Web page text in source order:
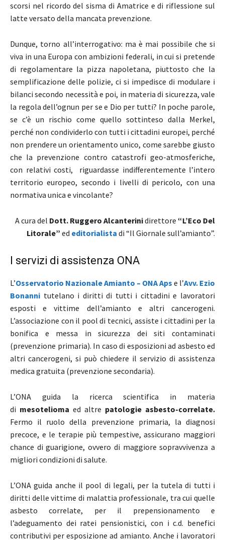
scorsi nel ricordo del sisma di Amatrice e di riflessione sul
latte versato della mancata prevenzione.
Dunque, torno all’interrogativo: ma è mai possibile che si
viva in una Europa con ambizioni federali, in cui si pretende
di regolamentare la pizza napoletana, piuttosto che la
semplificazione delle polizie, ci si impedisce di modulare i
bilanci secondo necessità e poi, in materia di sicurezza, vale
la regola dell’ognun per se e Dio per tutti? In poche parole,
se c’è un rischio come quello sottinteso dalla Merkel,
perché non condividerlo con tutti i cittadini europei, perché
non prendere un orientamento unico, come sarebbe giusto
che la prevenzione contro catastrofi geo-atmosferiche,
con relativi costi, riguardasse indifferentemente l’intero
territorio europeo, secondo i livelli di pericolo, con una
normativa unica e vincolante?
A cura del Dott. Ruggero Alcanterinidirettore “L’Eco Del
Litorale” ed editorialista di “Il Giornale sull’amianto”.
I servizi di assistenza ONA
L’Osservatorio Nazionale Amianto – ONA Aps e l’Avv. Ezio
Bonanni tutelano i diritti di tutti i cittadini e lavoratori
esposti e vittime dell’amianto e altri cancerogeni.
L’associazione con il pool di tecnici, assiste i cittadini per la
bonifica e messa in sicurezza dei siti contaminati
(prevenzione primaria). In caso di esposizioni ad asbesto ed
altri cancerogeni, si può chiedere il servizio di assistenza
medica gratuita (prevenzione secondaria).
L’ONA guida la ricerca scientifica in materia
di mesotelioma ed altre patologie asbesto-correlate.
Fermo il ruolo della prevenzione primaria, la diagnosi
precoce, e le terapie più tempestive, assicurano maggiori
chance di guarigione, ovvero di maggiore sopravvivenza a
migliori condizioni di salute.
L’ONA guida anche il pool di legali, per la tutela di tutti i
diritti delle vittime di malattia professionale, tra cui quelle
asbesto correlate, per il prepensionamento e
l’adeguamento dei ratei pensionistici, con i c.d. benefici
contributivi per esposizione ad amianto. Anche i lavoratori